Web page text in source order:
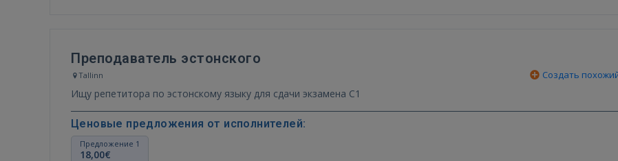
Преподаватель эстонского
Tallinn Создать
Ищу репетитора по эстонскому языку для сдачи экзамена С1
Ценовые предложения от исполнителей:
Предложение 1
18,00€